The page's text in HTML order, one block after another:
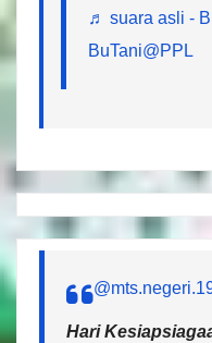
♬ suara asli -
BuTani@PPL
Hari